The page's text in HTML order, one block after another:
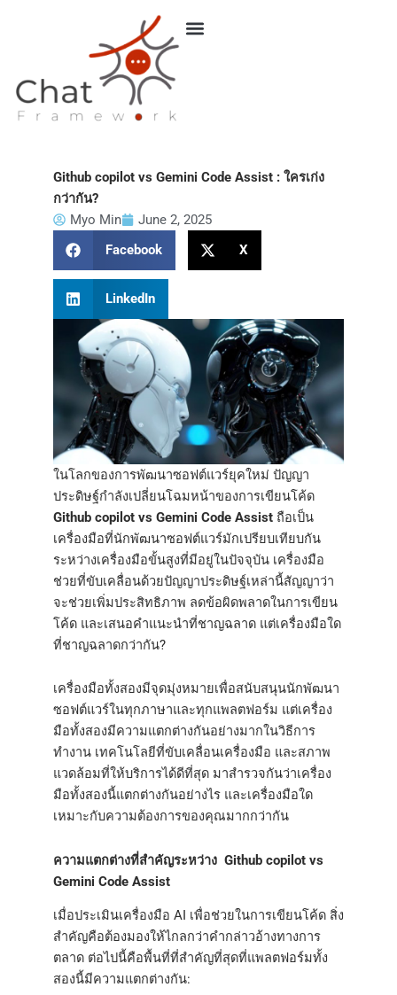
Github copilot vs Gemini Code Assist : ใครเก่ง
กว่ากัน?
Myo Min
June 2, 2025
Facebook
X
LinkedIn
ในโลกของการพัฒนาซอฟต์แวร์ยุคใหม่ ปัญญา
ประดิษฐ์กำลังเปลี่ยนโฉมหน้าของการเขียนโค้ด
Github copilot vs Gemini Code Assist​​ ถือเป็น
เครื่องมือที่นักพัฒนาซอฟต์แวร์มักเปรียบเทียบกัน
ระหว่างเครื่องมือขั้นสูงที่มีอยู่ในปัจจุบัน เครื่องมือ
ช่วยที่ขับเคลื่อนด้วยปัญญาประดิษฐ์เหล่านี้สัญญาว่า
จะช่วยเพิ่มประสิทธิภาพ ลดข้อผิดพลาดในการเขียน
โค้ด และเสนอคำแนะนำที่ชาญฉลาด แต่เครื่องมือใด
ที่ชาญฉลาดกว่ากัน?
เครื่องมือทั้งสองมีจุดมุ่งหมายเพื่อสนับสนุนนักพัฒนา
ซอฟต์แวร์ในทุกภาษาและทุกแพลตฟอร์ม แต่เครื่อง
มือทั้งสองมีความแตกต่างกันอย่างมากในวิธีการ
ทำงาน เทคโนโลยีที่ขับเคลื่อนเครื่องมือ และสภาพ
แวดล้อมที่ให้บริการได้ดีที่สุด มาสำรวจกันว่าเครื่อง
มือทั้งสองนี้แตกต่างกันอย่างไร และเครื่องมือใด
เหมาะกับความต้องการของคุณมากกว่ากัน
ความแตกต่างที่สำคัญระหว่าง Github copilot vs
Gemini Code Assist​​
เมื่อประเมินเครื่องมือ AI เพื่อช่วยในการเขียนโค้ด สิ่ง
สำคัญคือต้องมองให้ไกลกว่าคำกล่าวอ้างทางการ
ตลาด ต่อไปนี้คือพื้นที่ที่สำคัญที่สุดที่แพลตฟอร์มทั้ง
สองนี้มีความแตกต่างกัน: